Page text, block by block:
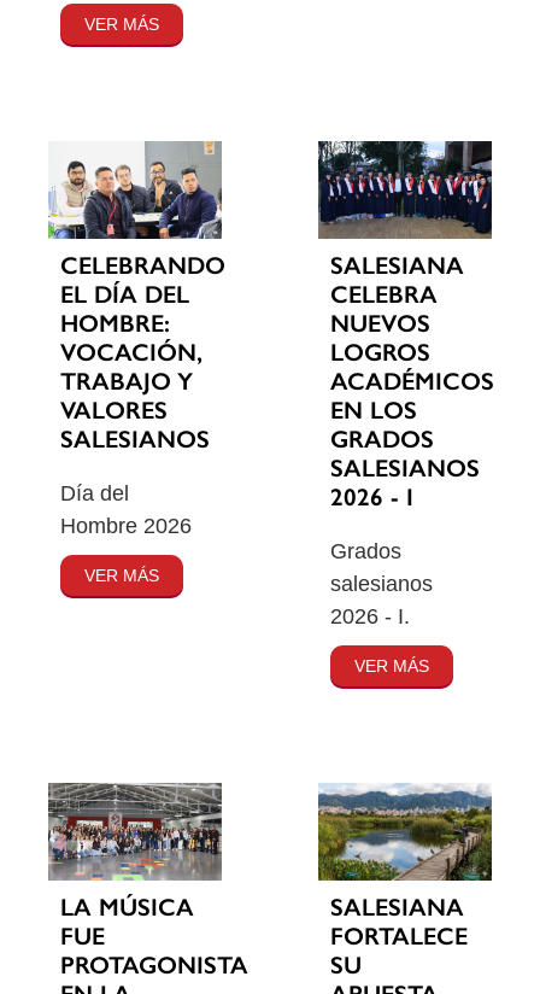
VER MÁS
CELEBRANDO
EL DÍA DEL
HOMBRE:
VOCACIÓN,
TRABAJO Y
VALORES
SALESIANOS
Día del
Hombre 2026
VER MÁS
SALESIANA
CELEBRA
NUEVOS
LOGROS
ACADÉMICOS
EN LOS
GRADOS
SALESIANOS
2026 - I
Grados
salesianos
2026 - I.
VER MÁS
LA MÚSICA
FUE
PROTAGONISTA
SALESIANA
FORTALECE
SU